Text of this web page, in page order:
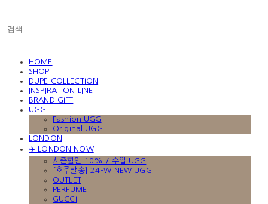
HOME
SHOP
DUPE COLLECTION
INSPIRATION LINE
BRAND GIFT
UGG
Fashion UGG
Original UGG
LONDON
✈️ LONDON NOW
시즌할인 10% / 수입 UGG
[호주발송] 24FW NEW UGG
OUTLET
PERFUME
GUCCI